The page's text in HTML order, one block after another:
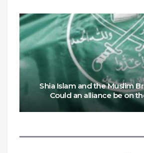
Shia Islam and the Muslim
Could an alliance be on